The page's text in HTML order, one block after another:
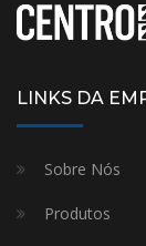
LINKS DA
Sobre Nós
Produtos